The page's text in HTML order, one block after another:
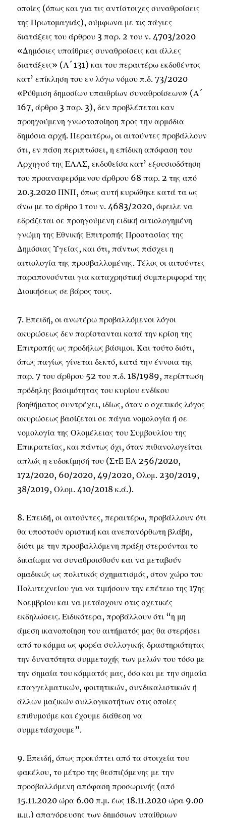
οποίες (όπως και για τις αντίστοιχες συναθροίσεις
της Πρωτομαγιάς), σύμφωνα με τις πάγιες
διατάξεις του άρθρου 3 παρ. 2 του ν. 4703/2020
«Δημόσιες υπαίθριες συναθροίσεις και άλλες
διατάξεις» (Α´ 131) και του περαιτέρω εκδοθέντος
κατ’ επίκληση του εν λόγω νόμου π.δ. 73/2020
«Ρύθμιση δημοσίων υπαιθρίων συναθροίσεων» (Α´
167, άρθρο 3 παρ. 3), δεν προβλέπεται καν
προηγούμενη γνωστοποίηση προς την αρμόδια
δημόσια αρχή. Περαιτέρω, οι αιτούντες προβάλλουν
ότι, εν πάση περιπτώσει, η επίδικη απόφαση του
Αρχηγού της ΕΛΑΣ, εκδοθείσα κατ’ εξουσιοδότηση
του προαναφερόμενου άρθρου 68 παρ. 2 της από
20.3.2020 ΠΝΠ, όπως αυτή κυρώθηκε κατά τα ως
άνω με το άρθρο 1 του ν. 4683/2020, όφειλε να
εδράζεται σε προηγούμενη ειδική αιτιολογημένη
γνώμη της Εθνικής Επιτροπής Προστασίας της
Δημόσιας Υγείας, και ότι, πάντως πάσχει η
αιτιολογία της προσβαλλομένης. Τέλος οι αιτούντες
παραπονούνται για καταχρηστική συμπεριφορά της
Διοικήσεως σε βάρος τους.
7. Επειδή, οι ανωτέρω προβαλλόμενοι λόγοι
ακυρώσεως δεν παρίστανται κατά την κρίση της
Επιτροπής ως προδήλως βάσιμοι. Και τούτο διότι,
όπως παγίως γίνεται δεκτό, κατά την έννοια της
παρ. 7 του άρθρου 52 του π.δ. 18/1989, περίπτωση
πρόδηλης βασιμότητας του κυρίου ενδίκου
βοηθήματος συντρέχει, ιδίως, όταν ο σχετικός λόγος
ακυρώσεως βασίζεται σε πάγια νομολογία ή σε
νομολογία της Ολομέλειας του Συμβουλίου της
Επικρατείας, και πάντως όχι, όταν πιθανολογείται
απλώς η ευδοκίμησή του (ΣτΕ ΕΑ 256/2020,
172/2020, 60/2020, 49/2020, Ολομ. 230/2019,
38/2019, Ολομ. 410/2018 κ.ά.).
8. Επειδή, οι αιτούντες, περαιτέρω, προβάλλουν ότι
θα υποστούν οριστική και ανεπανόρθωτη βλάβη,
διότι με την προσβαλλόμενη πράξη στερούνται το
δικαίωμα να συναθροισθούν και να μεταβούν
ομαδικώς ως πολιτικός σχηματισμός, στον χώρο του
Πολυτεχνείου για να τιμήσουν την επέτειο της 17ης
Νοεμβρίου και να μετάσχουν στις σχετικές
εκδηλώσεις. Ειδικότερα, προβάλλουν ότι “η μη
άμεση ικανοποίηση του αιτήματός μας θα στερήσει
από το κόμμα ως φορέα συλλογικής δραστηριότητας
την δυνατότητα συμμετοχής των μελών του τόσο με
την σημαία του κόμματός μας, όσο και με την σημαία
επαγγελματικών, φοιτητικών, συνδικαλιστικών ή
άλλων μαζικών συλλογικοτήτων στις οποίες
επιθυμούμε και έχουμε διάθεση να
συμμετάσχουμε”.
9. Επειδή, όπως προκύπτει από τα στοιχεία του
φακέλου, το μέτρο της θεσπιζόμενης με την
προσβαλλόμενη απόφαση προσωρινής (από
15.11.2020 ώρα 6.00 π.μ. έως 18.11.2020 ώρα 9.00
μ.μ.) απαγόρευσης των δημόσιων υπαίθριων